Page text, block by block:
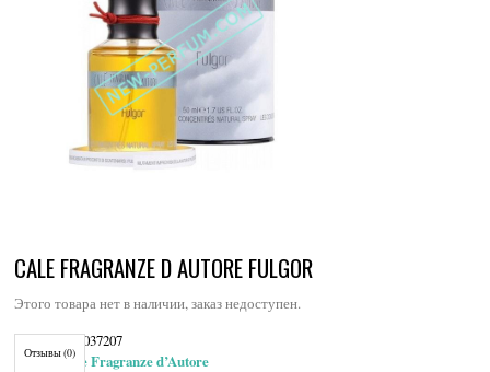
CALE FRAGRANZE D AUTORE FULGOR
Этого товара нет в наличии, заказ недоступен.
Артикул:9037207
Brand:Cale Fragranze d’Autore
Отзывы (0)